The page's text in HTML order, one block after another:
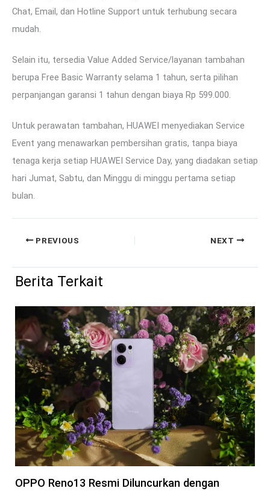
Chat, Email, dan Hotline Support untuk terhubung secara
mudah.
Selain itu, tersedia Value Added Service/layanan tambahan
berupa Free Basic Warranty selama 1 tahun, serta pilihan
perpanjangan garansi 1 tahun dengan biaya Rp 599.000.
Untuk perawatan tambahan, HUAWEI menyediakan Service
Event yang menawarkan pembersihan gratis, tanpa biaya
tenaga kerja setiap HUAWEI Service Day, yang diadakan setiap
hari Jumat, Sabtu, dan Minggu di minggu pertama setiap
bulan.
PREVIOUS NEXT
Berita Terkait
OPPO Reno13 Resmi Diluncurkan dengan